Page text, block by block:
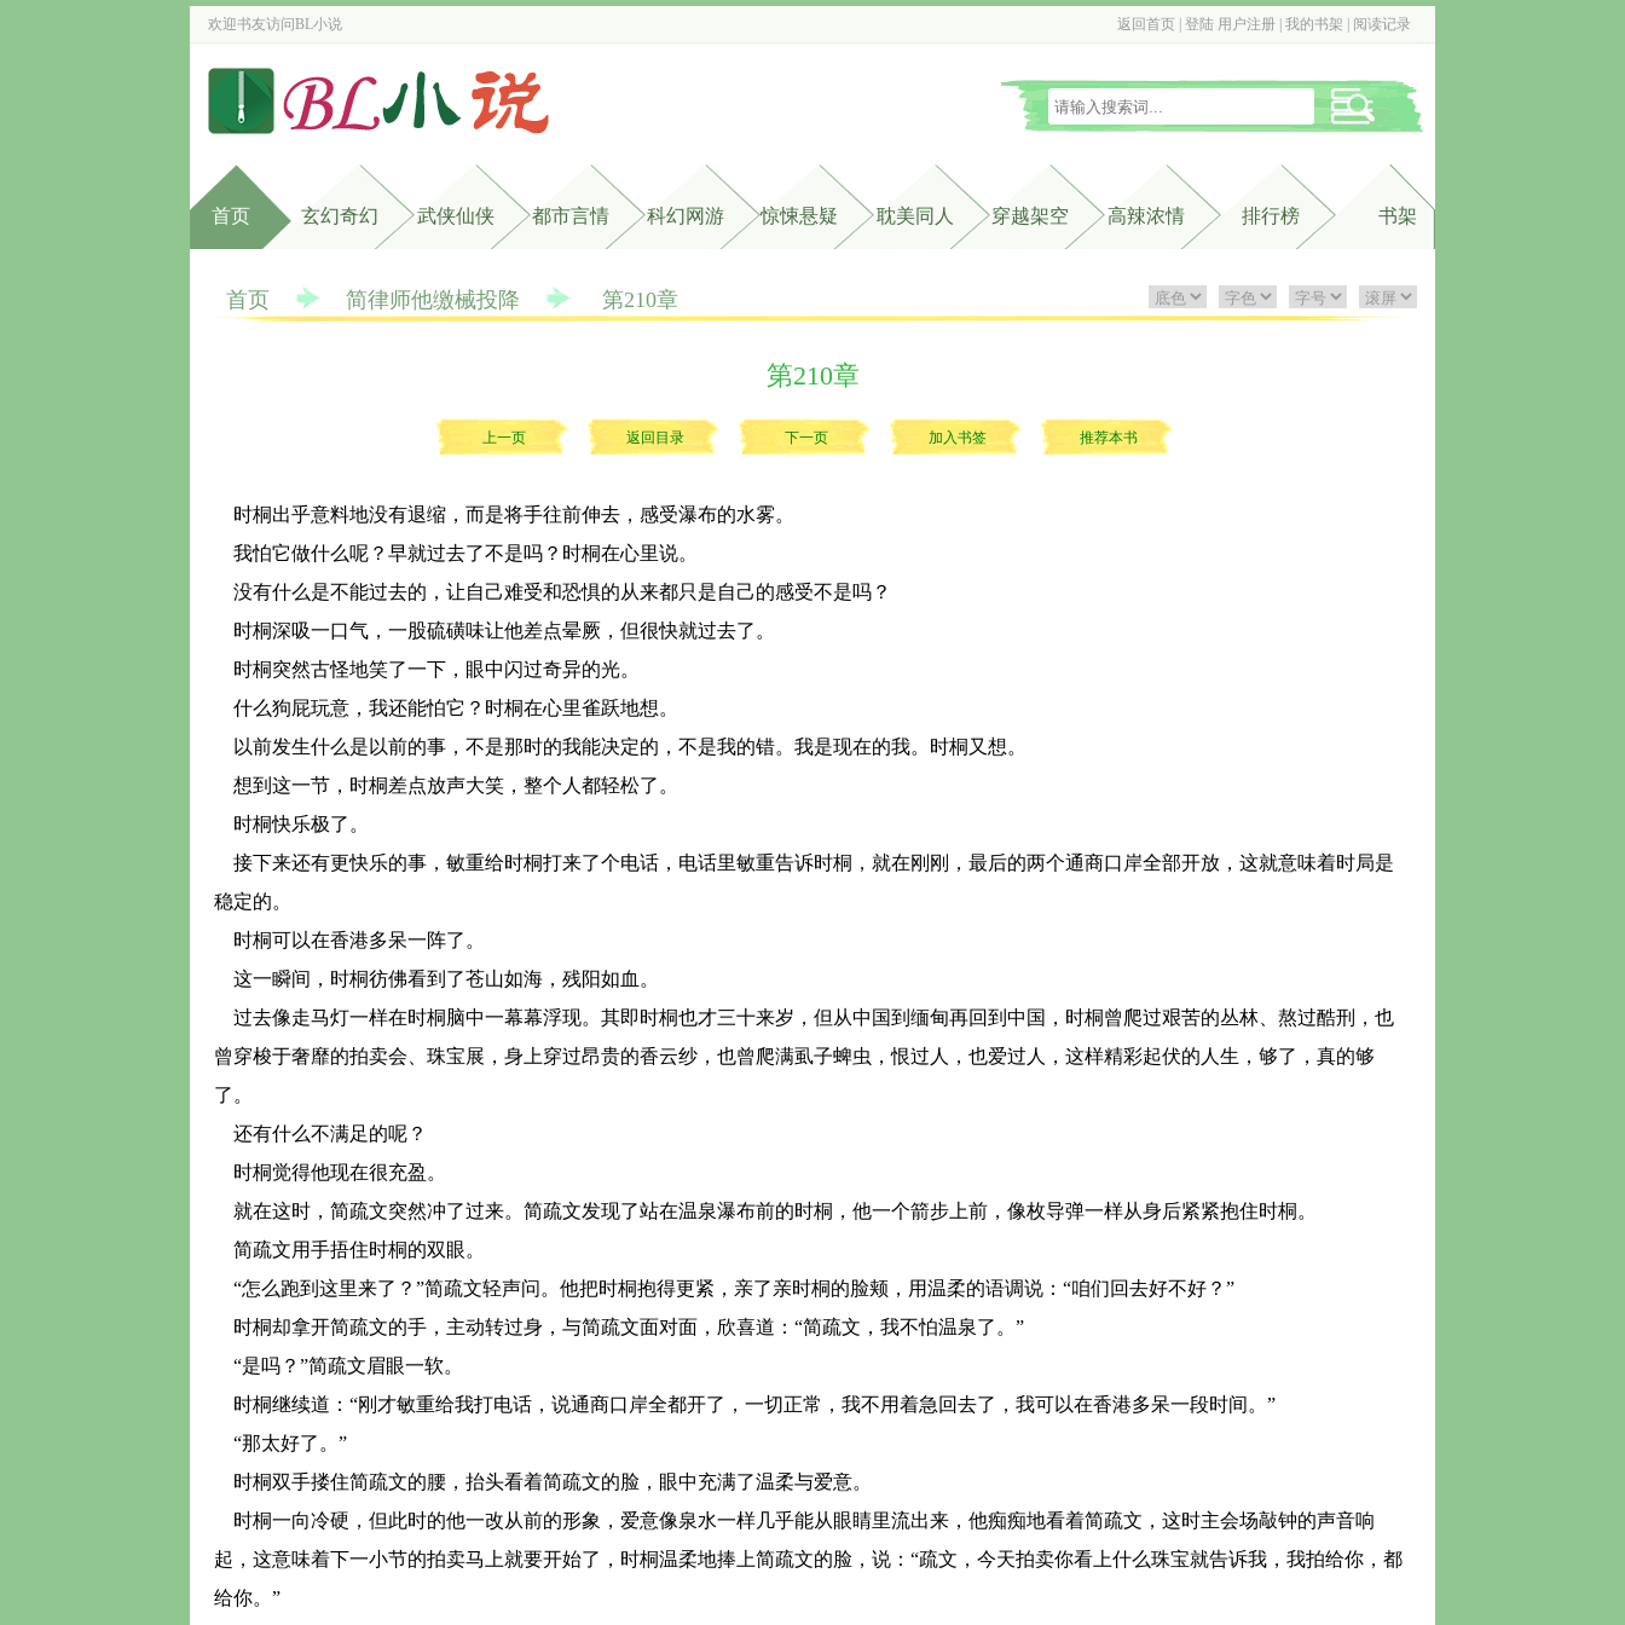
欢迎书友访问BL小说 返回首页 登陆 用户注册 我的书架 阅读记录
首页 玄幻奇幻 武侠仙侠 都市言情 科幻网游 惊悚悬疑 耽美同人 穿越架空 高辣浓情 排行榜 书架
首页 简律师他缴械投降 第210章
第210章
上一页 返回目录 下一页 加入书签 推荐本书
时桐出乎意料地没有退缩，而是将手往前伸去，感受瀑布的水雾。
我怕它做什么呢？早就过去了不是吗？时桐在心里说。
没有什么是不能过去的，让自己难受和恐惧的从来都只是自己的感受不是吗？
时桐深吸一口气，一股硫磺味让他差点晕厥，但很快就过去了。
时桐突然古怪地笑了一下，眼中闪过奇异的光。
什么狗屁玩意，我还能怕它？时桐在心里雀跃地想。
以前发生什么是以前的事，不是那时的我能决定的，不是我的错。我是现在的我。时桐又想。
想到这一节，时桐差点放声大笑，整个人都轻松了。
时桐快乐极了。
接下来还有更快乐的事，敏重给时桐打来了个电话，电话里敏重告诉时桐，就在刚刚，最后的两个通商口岸全部开放，这就意味着时局是
稳定的。
时桐可以在香港多呆一阵了。
这一瞬间，时桐彷佛看到了苍山如海，残阳如血。
过去像走马灯一样在时桐脑中一幕幕浮现。其即时桐也才三十来岁，但从中国到缅甸再回到中国，时桐曾爬过艰苦的丛林、熬过酷刑，也
曾穿梭于奢靡的拍卖会、珠宝展，身上穿过昂贵的香云纱，也曾爬满虱子蜱虫，恨过人，也爱过人，这样精彩起伏的人生，够了，真的够
了。
还有什么不满足的呢？
时桐觉得他现在很充盈。
就在这时，简疏文突然冲了过来。简疏文发现了站在温泉瀑布前的时桐，他一个箭步上前，像枚导弹一样从身后紧紧抱住时桐。
简疏文用手捂住时桐的双眼。
“怎么跑到这里来了？”简疏文轻声问。他把时桐抱得更紧，亲了亲时桐的脸颊，用温柔的语调说：“咱们回去好不好？”
时桐却拿开简疏文的手，主动转过身，与简疏文面对面，欣喜道：“简疏文，我不怕温泉了。”
“是吗？”简疏文眉眼一软。
时桐继续道：“刚才敏重给我打电话，说通商口岸全都开了，一切正常，我不用着急回去了，我可以在香港多呆一段时间。”
“那太好了。”
时桐双手搂住简疏文的腰，抬头看着简疏文的脸，眼中充满了温柔与爱意。
时桐一向冷硬，但此时的他一改从前的形象，爱意像泉水一样几乎能从眼睛里流出来，他痴痴地看着简疏文，这时主会场敲钟的声音响
起，这意味着下一小节的拍卖马上就要开始了，时桐温柔地捧上简疏文的脸，说：“疏文，今天拍卖你看上什么珠宝就告诉我，我拍给你，都
给你。”